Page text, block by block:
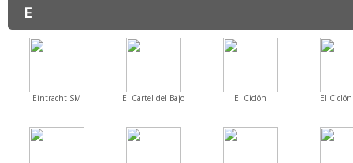
E
Eintracht SM El Cartel del Bajo El Ciclón El